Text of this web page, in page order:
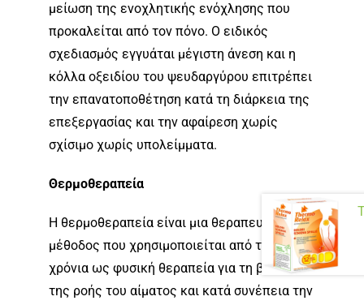
μείωση της ενοχλητικής ενόχλησης που
προκαλείται από τον πόνο. Ο ειδικός
σχεδιασμός εγγυάται μέγιστη άνεση και η
κόλλα οξειδίου του ψευδαργύρου επιτρέπει
την επανατοποθέτηση κατά τη διάρκεια της
επεξεργασίας και την αφαίρεση χωρίς
σχίσιμο χωρίς υπολείμματα.
Θερμοθεραπεία
Η θερμοθεραπεία είναι μια θεραπευτική
μέθοδος που χρησιμοποιείται από τα αρχαία
χρόνια ως φυσική θεραπεία για τη βελτίωση
της ροής του αίματος και κατά συνέπεια την